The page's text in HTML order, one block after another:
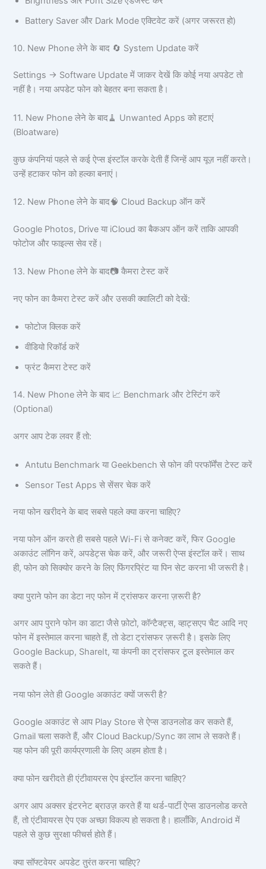
Battery Saver और Dark Mode एक्टिवेट करें (अगर जरूरत हो)
10. New Phone लेने के बाद 🔄 System Update करें
Settings → Software Update में जाकर देखें कि कोई नया अपडेट तो
नहीं है। नया अपडेट फोन को बेहतर बना सकता है।
11. New Phone लेने के बाद🧹 Unwanted Apps को हटाएं
(Bloatware)
कुछ कंपनियां पहले से कई ऐप्स इंस्टॉल करके देती हैं जिन्हें आप यूज़ नहीं करते।
उन्हें हटाकर फोन को हल्का बनाएं।
12. New Phone लेने के बाद🧠 Cloud Backup ऑन करें
Google Photos, Drive या iCloud का बैकअप ऑन करें ताकि आपकी
फोटोज और फाइल्स सेव रहें।
13. New Phone लेने के बाद📷 कैमरा टेस्ट करें
नए फोन का कैमरा टेस्ट करें और उसकी क्वालिटी को देखें:
फोटोज क्लिक करें
वीडियो रिकॉर्ड करें
फ्रंट कैमरा टेस्ट करें
14. New Phone लेने के बाद 📈 Benchmark और टेस्टिंग करें
(Optional)
अगर आप टेक लवर हैं तो:
Antutu Benchmark या Geekbench से फोन की परफॉर्मेंस टेस्ट करें
Sensor Test Apps से सेंसर चेक करें
नया फोन खरीदने के बाद सबसे पहले क्या करना चाहिए?
नया फोन ऑन करते ही सबसे पहले Wi-Fi से कनेक्ट करें, फिर Google
अकाउंट लॉगिन करें, अपडेट्स चेक करें, और जरूरी ऐप्स इंस्टॉल करें। साथ
ही, फोन को सिक्योर करने के लिए फिंगरप्रिंट या पिन सेट करना भी जरूरी है।
क्या पुराने फोन का डेटा नए फोन में ट्रांसफर करना ज़रूरी है?
अगर आप पुराने फोन का डाटा जैसे फ़ोटो, कॉन्टैक्ट्स, व्हाट्सएप चैट आदि नए
फोन में इस्तेमाल करना चाहते हैं, तो डेटा ट्रांसफर ज़रूरी है। इसके लिए
Google Backup, ShareIt, या कंपनी का ट्रांसफर टूल इस्तेमाल कर
सकते हैं।
नया फोन लेते ही Google अकाउंट क्यों जरूरी है?
Google अकाउंट से आप Play Store से ऐप्स डाउनलोड कर सकते हैं,
Gmail चला सकते हैं, और Cloud Backup/Sync का लाभ ले सकते हैं।
यह फोन की पूरी कार्यप्रणाली के लिए अहम होता है।
क्या फोन खरीदते ही एंटीवायरस ऐप इंस्टॉल करना चाहिए?
अगर आप अक्सर इंटरनेट ब्राउज़ करते हैं या थर्ड-पार्टी ऐप्स डाउनलोड करते
हैं, तो एंटीवायरस ऐप एक अच्छा विकल्प हो सकता है। हालाँकि, Android में
पहले से कुछ सुरक्षा फीचर्स होते हैं।
क्या सॉफ्टवेयर अपडेट तुरंत करना चाहिए?